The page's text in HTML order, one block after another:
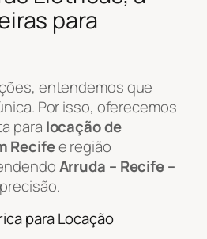
para
entendemos que
Por isso, oferecemos
para locação de
Recifee região
Arruda – Recife –
para Locação